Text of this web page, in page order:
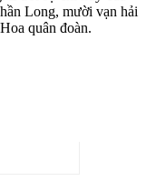
Long, mười vạn hải
quân đoàn.